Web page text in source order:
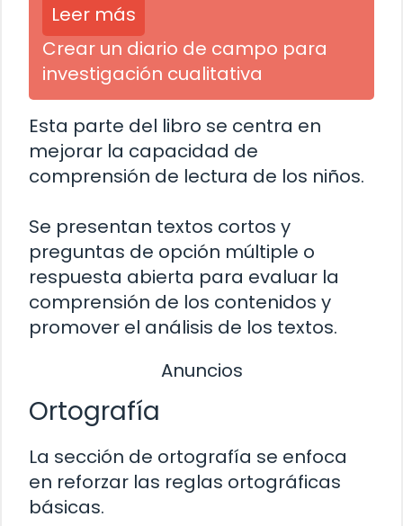
Leer más
Crear un diario de campo para
investigación cualitativa
Esta parte del libro se centra en
mejorar la capacidad de
comprensión de lectura de los niños.
Se presentan textos cortos y
preguntas de opción múltiple o
respuesta abierta para evaluar la
comprensión de los contenidos y
promover el análisis de los textos.
Anuncios
Ortografía
La sección de ortografía se enfoca
en reforzar las reglas ortográficas
básicas.